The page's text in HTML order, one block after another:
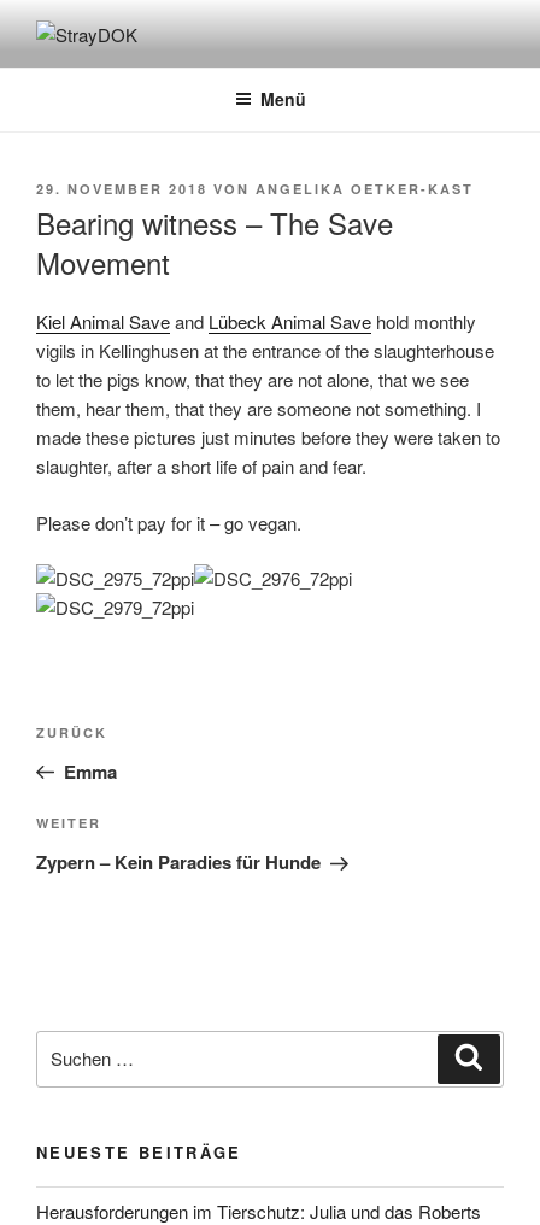
Inhalt
springenSTRAYDOK
Menü
VERÖFFENTLICHT
29. NOVEMBER 2018 VON ANGELIKA OETKER-KAST
Bearing witness – The Save
Movement
Kiel Animal Saveand Lübeck Animal Save hold monthly
vigils in Kellinghusen at the entrance of the slaughterhouse
to let the pigs know, that they are not alone, that we see
them, hear them, that they are someone not something. I
made these pictures just minutes before they were taken to
slaughter, after a short life of pain and fear.
Please don’t pay for it – go vegan.
Beitragsnavigation
Vorheriger
Beitrag
ZURÜCK
Emma
Nächster
Beitrag
WEITER
Zypern – Kein Paradies für Hunde
nach:
NEUESTE BEITRÄGE
Herausforderungen im Tierschutz: Julia und das Roberts